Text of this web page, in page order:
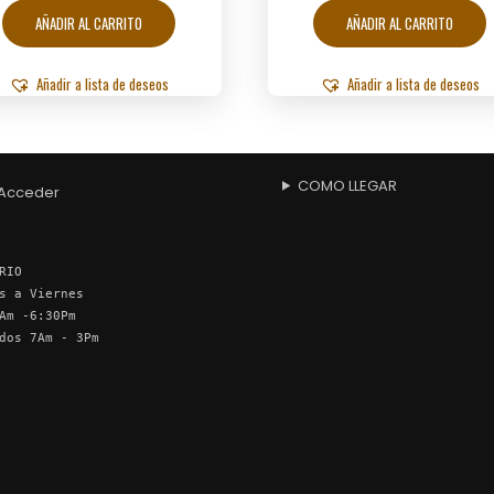
AÑADIR AL CARRITO
Añadir a lista de deseos
AÑADIR AL CARRITO
Añadir a lista de deseos
a Viernes
-6:30Pm
7Am - 3Pm
COMO LLEGAR